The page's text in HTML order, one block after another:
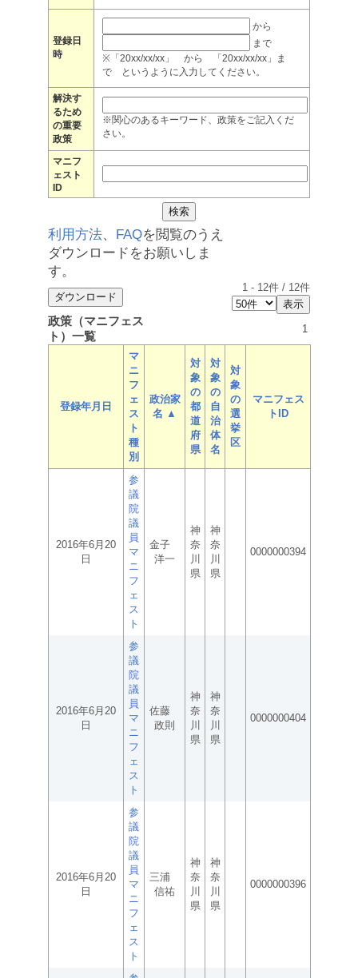
登録日
時
から
まで
※「20xx/xx/xx」 から 「20xx/xx/xx」ま
で というように入力してください。
解決す
るため
の重要
政策
※関心のあるキーワード、政策をご記入くだ
さい。
マニフ
ェスト
ID
利用方法、 FAQを閲覧のうえ
ダウンロードをお願いしま
す。
1 - 12件 / 12件
政策（マニフェス
ト）一覧
1
登録年月日
マ
ニ
フ
ェ
ス
ト
種
別
政治家
名 ▲
対
象
の
都
道
府
県
対
象
の
自
治
体
名
対
象
の
選
挙
区
マニフェス
トID
2016年6月20
日
参
議
院
議
員
マ
ニ
フ
ェ
ス
ト
金子
洋一
神
奈
川
県
神
奈
川
県
0000000394
2016年6月20
日
参
議
院
議
員
マ
ニ
フ
ェ
ス
ト
佐藤
政則
神
奈
川
県
神
奈
川
県
0000000404
2016年6月20
日
参
議
院
議
員
マ
ニ
フ
ェ
ス
ト
三浦
信祐
神
奈
川
県
神
奈
川
県
0000000396